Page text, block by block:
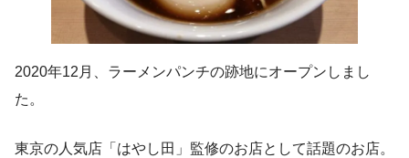
2020年12月、ラーメンパンチの跡地にオープンしまし
た。
東京の人気店「はやし田」監修のお店として話題のお店。